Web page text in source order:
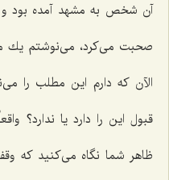
آن شخص به مشهد آمده بود و
صحبت می‌كرد، می‌نوشتم یك
الآن كه دارم این مطلب را
قبول این را دارد یا
ظاهر شما نگاه می‌كنید كه